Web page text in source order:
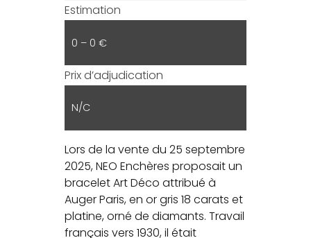
Estimation
0 – 0 €
Prix d’adjudication
N/C
Lors de la vente du 25 septembre
2025, NEO Enchères proposait un
bracelet Art Déco attribué à
Auger Paris, en or gris 18 carats et
platine, orné de diamants. Travail
français vers 1930, il était